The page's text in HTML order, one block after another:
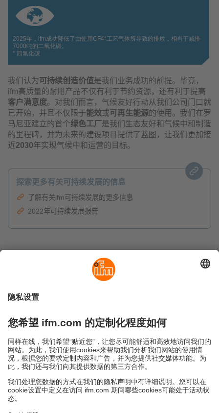
我们认为可持续创造价值是我们业务成功的前提。毕竟，
ifm高质量的耐用产品不仅有利于节约资源，还有利于提高
客户满意度。对我们而言，气候友好行动从我们公司门口就
已开始，并且不仅限于能效或可再生能源的使用。我们在罗
马尼亚建立的首个绿色工厂是我们生态友好和气候中和制造
的里程碑，并为未来的建设项目提供了蓝图，让我们更加接
近2030年实现气候中和运营的目标。
探索更多有关可持续发展的信息
了解有关ifm可持续发展的更多信息
2022年可持续发展报告
地点 (EN)
隐私政策
易福门电子(上海)有限公司
上海市浦东新区
盛夏路61弄1号楼6层
邮编: 201203
总机: 021 3813 4800
电子邮箱:info.cn@ifm.com
沪ICP备19047231号-1
沪公网安备31011502010310号